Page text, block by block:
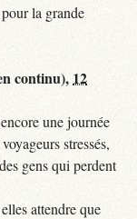
la grande
continu), 12
une journée
stressés,
gens qui perdent
attendre que